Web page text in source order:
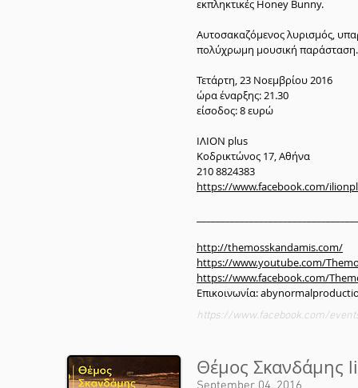
εκπληκτικές Honey Bunny.
Αυτοσακαζόμενος λυρισμός,
πολύχρωμη μουσική παράσταση.
Τετάρτη, 23 Νοεμβρίου 2016
ώρα έναρξης: 21.30
είσοδος: 8 ευρώ
ΙΛΙΟΝ plus
Κοδρικτώνος 17, Αθήνα
210 8824383
https://www.facebook.com/
http://themosskandamis.com/
https://www.youtube.com/
https://www.facebook.com/
Επικοινωνία:
https://www.facebook.com/
Θέμος Σκανδάμης